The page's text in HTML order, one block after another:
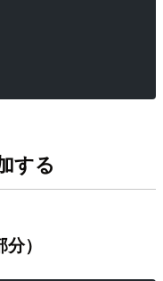
する
）